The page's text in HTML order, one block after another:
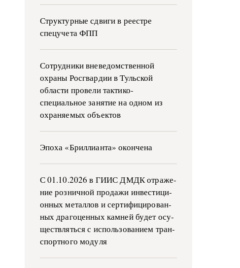
Структурные сдвиги в реестре
спецучета ФПП
Сотрудники вневедомственной
охраны Росгвардии в Тульской
области провели тактико-
специальное занятие на одном из
охраняемых объектов
Эпоха «Бриллианта» окончена
С 01.10.2026 в ГИИС ДМДК от­ра­же­
ние роз­ни­ч­ной про­да­жи ин­ве­сти­ци­
он­ных ме­тал­лов и сер­ти­фи­ци­ро­ван­
ных дра­го­цен­ных ка­м­ней бу­дет осу­
ще­ств­лять­ся с ис­поль­зо­ва­ни­ем тран­
с­пор­т­но­го мо­ду­ля